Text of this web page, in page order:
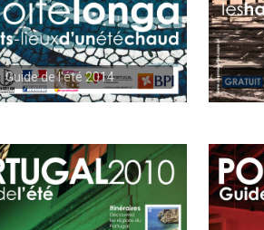
Guide de l'été 2014